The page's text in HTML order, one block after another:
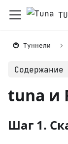
🚇 Туннели
tuna и
Шаг 1.